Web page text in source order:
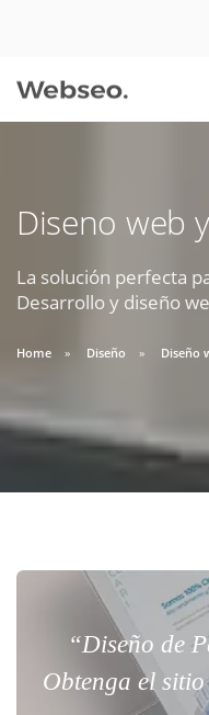
Diseno web
La solución perfecta
Desarrollo y diseño
Home Diseño Diseño
“Diseño de
Obtenga el
09:30